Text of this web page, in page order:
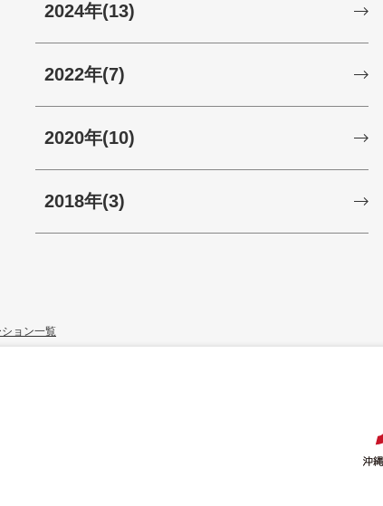
2024年(13)
2022年(7)
2020年(10)
2018年(3)
ョン一覧